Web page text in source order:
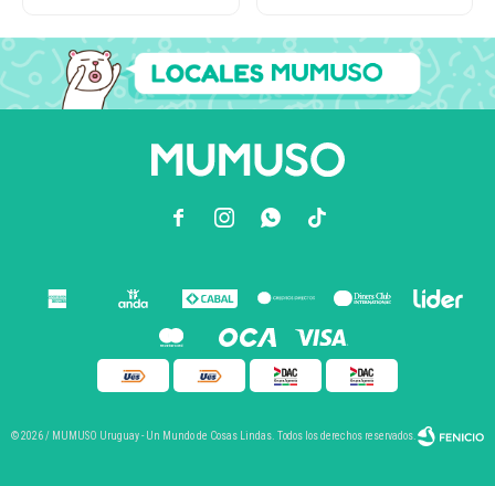
  
© 2026 / MUMUSO Uruguay - Un Mundo de Cosas Lindas. Todos los derechos reservados.